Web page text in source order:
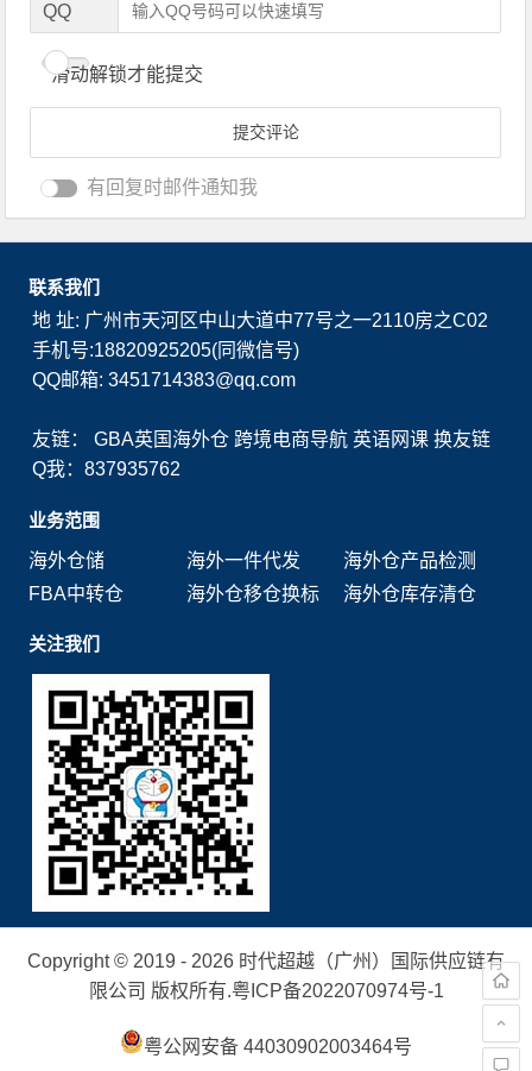
QQ
滑动解锁才能提交
有回复时邮件通知我
联系我们
地 址: 广州市天河区中山大道中77号之一2110房之C02
手机号:18820925205(同微信号)
QQ邮箱: 3451714383@qq.com
友链：GBA英国海外仓 跨境电商导航 英语网课 换友链
Q我：837935762
业务范围
海外仓储
海外一件代发
海外仓产品检测
FBA中转仓
海外仓移仓换标 海外仓库存清仓
关注我们
Copyright © 2019 - 2026 时代超越（广州）国际供应链有
限公司 版权所有.粤ICP备2022070974号-1
粤公网安备 44030902003464号